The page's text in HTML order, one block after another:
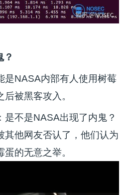
？
是NASA内部有人使用树莓
被黑客攻入。
是不是NASA出现了内鬼？
其他网友否认了，他们认为
的无意之举。